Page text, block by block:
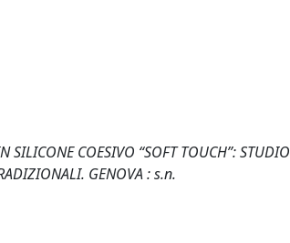
COESIVO “SOFT TOUCH”: STUDIO
GENOVA : s.n.